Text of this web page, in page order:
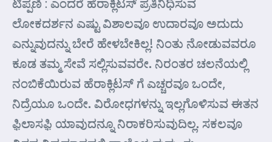
ಲೋಕದರ್ಶನ ಎಷ್ಟು ವಿಶಾಲವೂ ಉದಾರವೂ ಅದುದು
ಎನ್ನುವುದನ್ನು ಬೇರೆ ಹೇಳಬೇಕಿಲ್ಲ! ನಿಂತು ನೋಡುವವರೂ
ಕೂಡ ತಮ್ಮ ಸೇವೆ ಸಲ್ಲಿಸುವವರೇ. ನಿರಂತರ ಚಲನೆಯಲ್ಲಿ
ನಂಬಿಕೆಯಿರುವ ಹೆರಾಕ್ಲಿಟಸ್ ಗೆ ಎಚ್ಚರವೂ ಒಂದೇ,
ನಿದ್ರೆಯೂ ಒಂದೇ. ವಿರೋಧಗಳನ್ನು ಇಲ್ಲಗೊಳಿಸುವ ಈತನ
ಫ಼ಿಲಾಸಫ಼ಿ ಯಾವುದನ್ನೂ ನಿರಾಕರಿಸುವುದಿಲ್ಲ. ಸಕಲವೂ